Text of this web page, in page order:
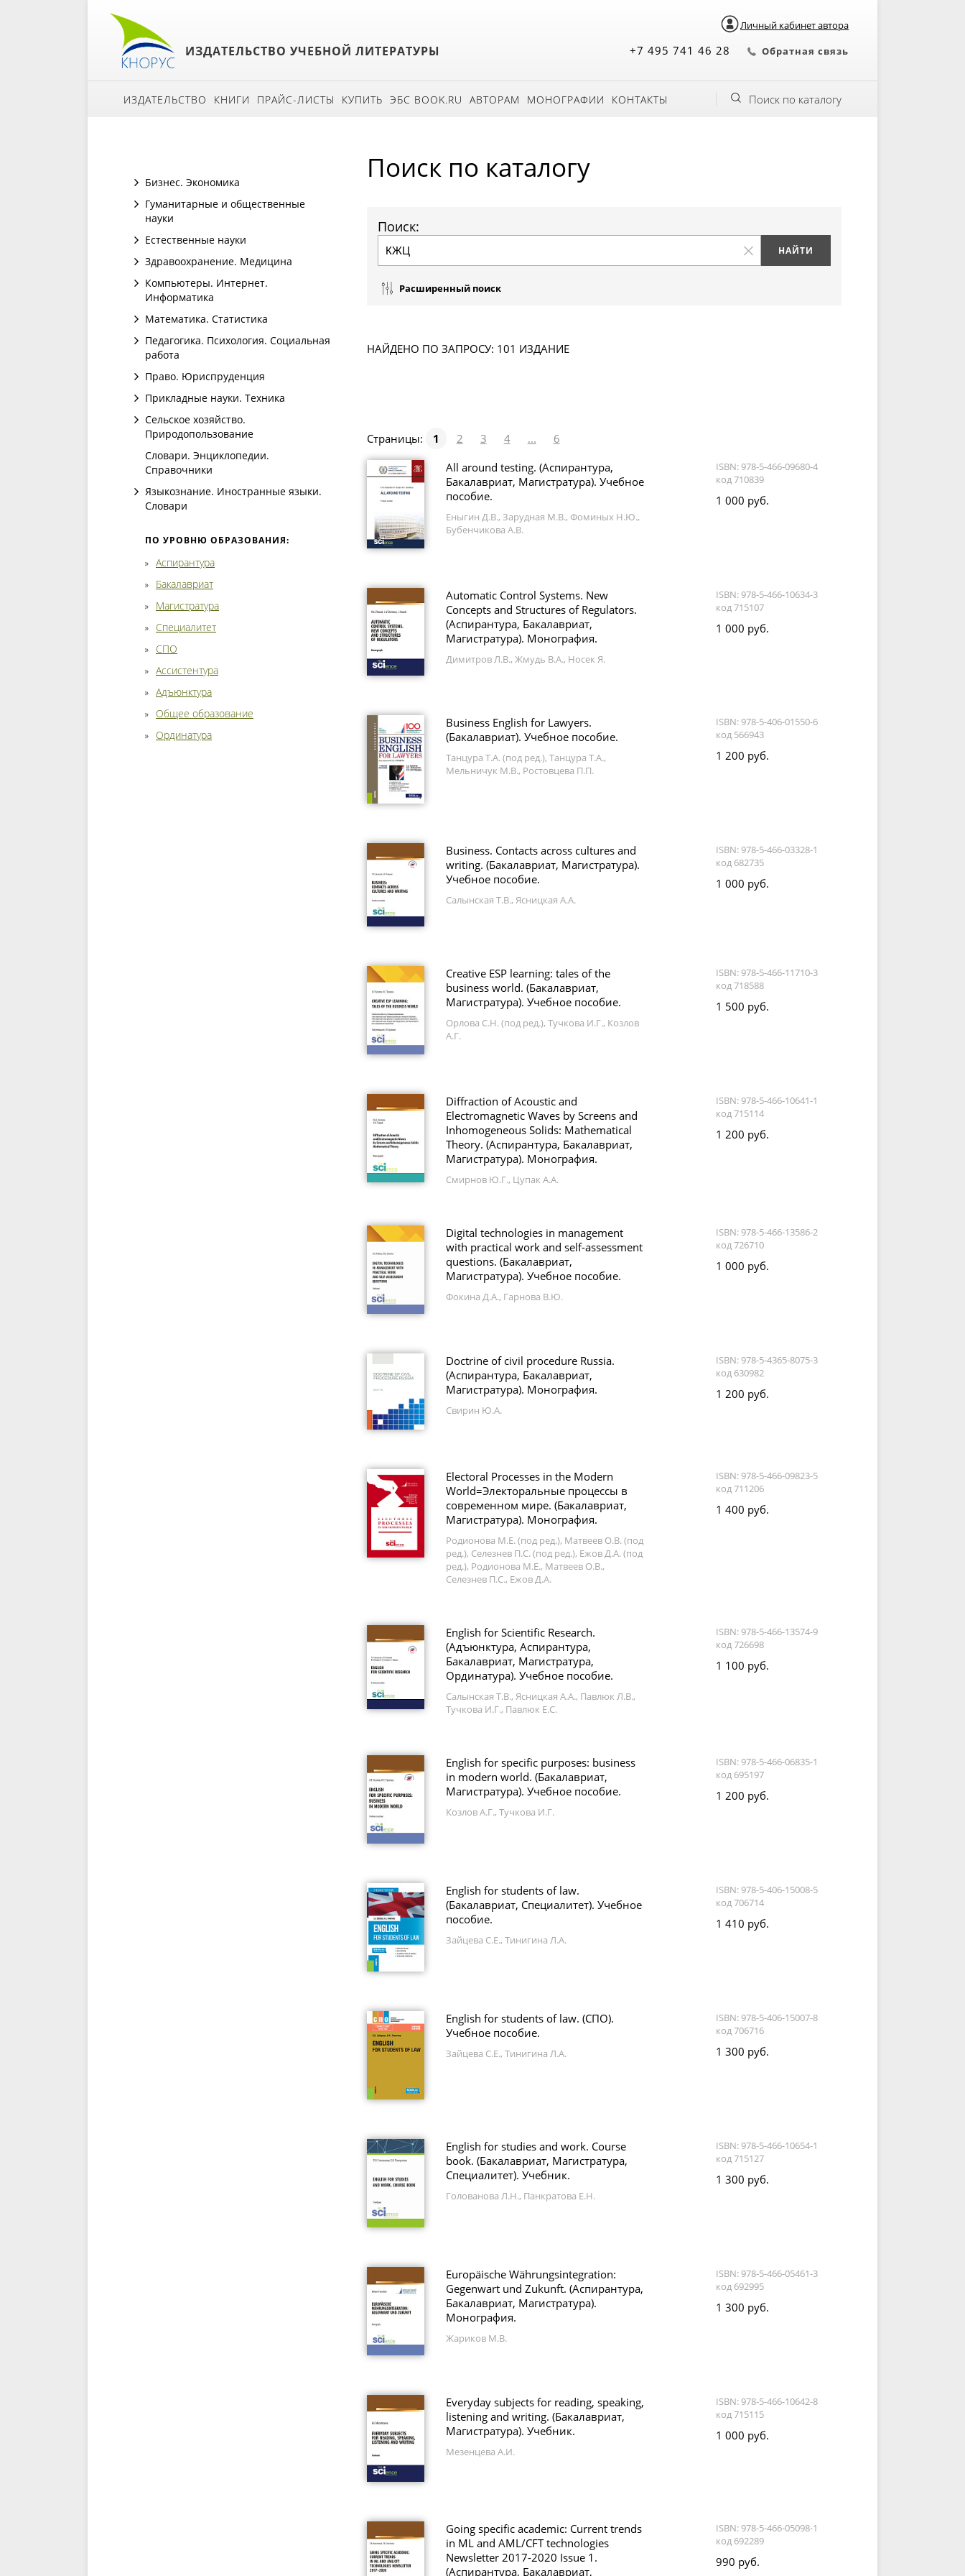
Личный кабинет автора
ИЗДАТЕЛЬСТВО УЧЕБНОЙ ЛИТЕРАТУРЫ +7 495 741 46 28 Обратная связь
ИЗДАТЕЛЬСТВО КНИГИ ПРАЙС-ЛИСТЫ КУПИТЬ ЭБС BOOK.RU АВТОРАМ МОНОГРАФИИ КОНТАКТЫ Поиск по каталогу
Бизнес. Экономика
Гуманитарные и общественные
науки
Естественные науки
Здравоохранение. Медицина
Компьютеры. Интернет.
Информатика
Математика. Статистика
Педагогика. Психология. Социальная
работа
Право. Юриспруденция
Прикладные науки. Техника
Сельское хозяйство.
Природопользование
Словари. Энциклопедии.
Справочники
Языкознание. Иностранные языки.
Словари
ПО УРОВНЮ ОБРАЗОВАНИЯ:
Аспирантура
Бакалавриат
Магистратура
Специалитет
СПО
Ассистентура
Адъюнктура
Общее образование
Ординатура
Поиск по каталогу
Поиск:
Расширенный поиск
НАЙДЕНО ПО ЗАПРОСУ: 101 ИЗДАНИЕ
Страницы: 1 2 3 4 ...
6
All around testing. (Аспирантура,
Бакалавриат, Магистратура). Учебное
пособие.
Еныгин Д.В., Зарудная М.В., Фоминых Н.Ю.,
Бубенчикова А.В.
ISBN: 978-5-466-09680-4
код 710839
1 000 руб.
Automatic Control Systems. New
Concepts and Structures of Regulators.
(Аспирантура, Бакалавриат,
Магистратура). Монография.
Димитров Л.В., Жмудь В.А., Носек Я.
ISBN: 978-5-466-10634-3
код 715107
1 000 руб.
Business English for Lawyers.
(Бакалавриат). Учебное пособие.
Танцура Т.А. (под ред.), Танцура Т.А.,
Мельничук М.В., Ростовцева П.П.
ISBN: 978-5-406-01550-6
код 566943
1 200 руб.
Business. Contacts across cultures and
writing. (Бакалавриат, Магистратура).
Учебное пособие.
Салынская Т.В., Ясницкая А.А.
ISBN: 978-5-466-03328-1
код 682735
1 000 руб.
Creative ESP learning: tales of the
business world. (Бакалавриат,
Магистратура). Учебное пособие.
Орлова С.Н. (под ред.), Тучкова И.Г., Козлов
А.Г.
ISBN: 978-5-466-11710-3
код 718588
1 500 руб.
Diffraction of Acoustic and
Electromagnetic Waves by Screens and
Inhomogeneous Solids: Mathematical
Theory. (Аспирантура, Бакалавриат,
Магистратура). Монография.
Смирнов Ю.Г., Цупак А.А.
ISBN: 978-5-466-10641-1
код 715114
1 200 руб.
Digital technologies in management
with practical work and self-assessment
questions. (Бакалавриат,
Магистратура). Учебное пособие.
Фокина Д.А., Гарнова В.Ю.
ISBN: 978-5-466-13586-2
код 726710
1 000 руб.
Doctrine of civil procedure Russia.
(Аспирантура, Бакалавриат,
Магистратура). Монография.
Свирин Ю.А.
ISBN: 978-5-4365-8075-3
код 630982
1 200 руб.
Electoral Processes in the Modern
World=Электоральные процессы в
современном мире. (Бакалавриат,
Магистратура). Монография.
Родионова М.Е. (под ред.), Матвеев О.В. (под
ред.), Селезнев П.С. (под ред.), Ежов Д.А. (под
ред.), Родионова М.Е., Матвеев О.В.,
Селезнев П.С., Ежов Д.А.
ISBN: 978-5-466-09823-5
код 711206
1 400 руб.
English for Scientific Research.
(Адъюнктура, Аспирантура,
Бакалавриат, Магистратура,
Ординатура). Учебное пособие.
Салынская Т.В., Ясницкая А.А., Павлюк Л.В.,
Тучкова И.Г., Павлюк Е.С.
ISBN: 978-5-466-13574-9
код 726698
1 100 руб.
English for specific purposes: business
in modern world. (Бакалавриат,
Магистратура). Учебное пособие.
Козлов А.Г., Тучкова И.Г.
ISBN: 978-5-466-06835-1
код 695197
1 200 руб.
English for students of law.
(Бакалавриат, Специалитет). Учебное
пособие.
Зайцева С.Е., Тинигина Л.А.
ISBN: 978-5-406-15008-5
код 706714
1 410 руб.
English for students of law. (СПО).
Учебное пособие.
Зайцева С.Е., Тинигина Л.А.
ISBN: 978-5-406-15007-8
код 706716
1 300 руб.
English for studies and work. Course
book. (Бакалавриат, Магистратура,
Специалитет). Учебник.
Голованова Л.Н., Панкратова Е.Н.
ISBN: 978-5-466-10654-1
код 715127
1 300 руб.
Europäische Währungsintegration:
Gegenwart und Zukunft. (Аспирантура,
Бакалавриат, Магистратура).
Монография.
Жариков М.В.
ISBN: 978-5-466-05461-3
код 692995
1 300 руб.
Everyday subjects for reading, speaking,
listening and writing. (Бакалавриат,
Магистратура). Учебник.
Мезенцева А.И.
ISBN: 978-5-466-10642-8
код 715115
1 000 руб.
Going specific academic: Current trends
in ML and AML/CFT technologies
Newsletter 2017-2020 Issue 1.
(Аспирантура, Бакалавриат,
ISBN: 978-5-466-05098-1
код 692289
990 руб.